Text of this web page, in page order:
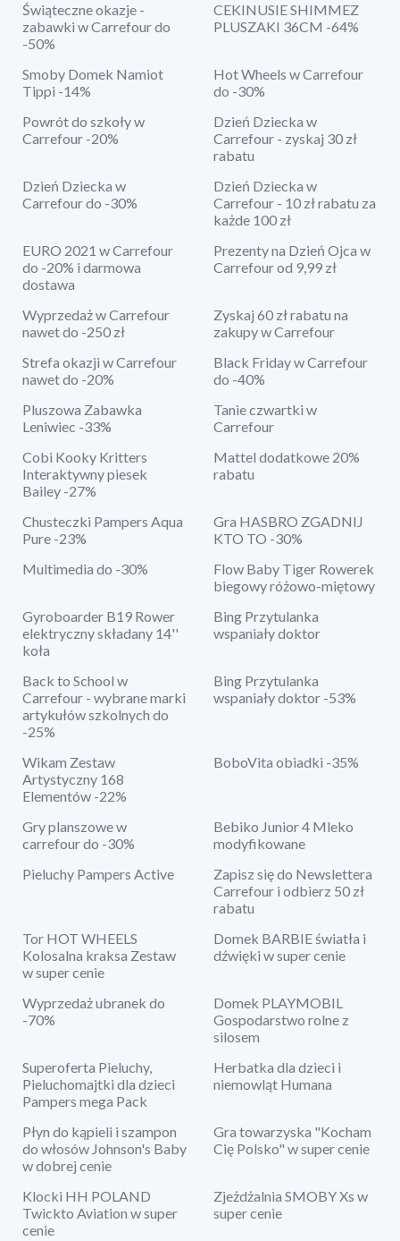
Świąteczne okazje -
zabawki w Carrefour do
-50%
CEKINUSIE SHIMMEZ
PLUSZAKI 36CM -64%
Smoby Domek Namiot
Tippi -14%
Hot Wheels w Carrefour
do -30%
Powrót do szkoły w
Carrefour -20%
Dzień Dziecka w
Carrefour - zyskaj 30 zł
rabatu
Dzień Dziecka w
Carrefour do -30%
Dzień Dziecka w
Carrefour - 10 zł rabatu za
każde 100 zł
EURO 2021 w Carrefour
do -20% i darmowa
dostawa
Prezenty na Dzień Ojca w
Carrefour od 9,99 zł
Wyprzedaż w Carrefour
nawet do -250 zł
Zyskaj 60 zł rabatu na
zakupy w Carrefour
Strefa okazji w Carrefour
nawet do -20%
Black Friday w Carrefour
do -40%
Pluszowa Zabawka
Leniwiec -33%
Tanie czwartki w
Carrefour
Cobi Kooky Kritters
Interaktywny piesek
Bailey -27%
Mattel dodatkowe 20%
rabatu
Chusteczki Pampers Aqua
Pure -23%
Gra HASBRO ZGADNIJ
KTO TO -30%
Multimedia do -30%
Flow Baby Tiger Rowerek
biegowy różowo-miętowy
Gyroboarder B19 Rower
elektryczny składany 14''
koła
Bing Przytulanka
wspaniały doktor
Back to School w
Carrefour - wybrane marki
artykułów szkolnych do
-25%
Bing Przytulanka
wspaniały doktor -53%
Wikam Zestaw
Artystyczny 168
Elementów -22%
BoboVita obiadki -35%
Gry planszowe w
carrefour do -30%
Bebiko Junior 4 Mleko
modyfikowane
Pieluchy Pampers Active
Zapisz się do Newslettera
Carrefour i odbierz 50 zł
rabatu
Tor HOT WHEELS
Kolosalna kraksa Zestaw
w super cenie
Domek BARBIE światła i
dźwięki w super cenie
Wyprzedaż ubranek do
-70%
Domek PLAYMOBIL
Gospodarstwo rolne z
silosem
Superoferta Pieluchy,
Pieluchomajtki dla dzieci
Pampers mega Pack
Herbatka dla dzieci i
niemowląt Humana
Płyn do kąpieli i szampon
do włosów Johnson's Baby
w dobrej cenie
Gra towarzyska "Kocham
Cię Polsko" w super cenie
Klocki HH POLAND
Twickto Aviation w super
cenie
Zjeżdżalnia SMOBY Xs w
super cenie